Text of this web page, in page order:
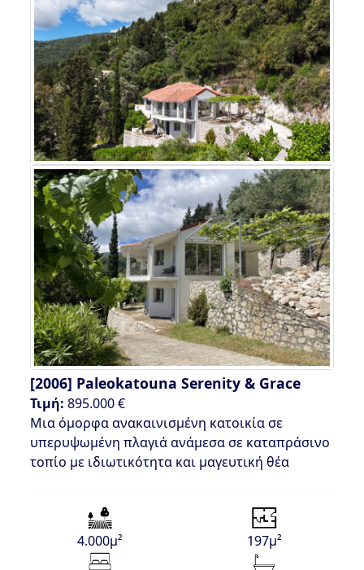
[2006] Paleokatouna Serenity & Grace
Τιμή: 895.000 €
Μια όμορφα ανακαινισμένη κατοικία σε
υπερυψωμένη πλαγιά ανάμεσα σε καταπράσινο
τοπίο με ιδιωτικότητα και μαγευτική θέα
4.000μ² 197μ²